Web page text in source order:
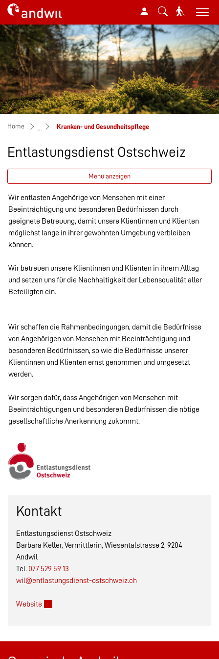
zur Startseite
Direkt zur Hauptnavigation
Direkt zum Inhalt
Direkt zur Suche
Direkt zum Stichwortverzeichnis
Home Kranken- und Gesundheitspflege(ausgewählt)
Entlastungsdienst Ostschweiz
Menü anzeigen
Wir entlasten Angehörige von Menschen mit einer
Beeinträchtigung und besonderen Bedürfnissen durch
geeignete Betreuung, damit unsere Klientinnen und Klienten
möglichst lange in ihrer gewohnten Umgebung verbleiben
können.
Wir betreuen unsere Klientinnen und Klienten in ihrem Alltag
und setzen uns für die Nachhaltigkeit der Lebensqualität aller
Beteiligten ein.
Wir schaffen die Rahmenbedingungen, damit die Bedürfnisse
von Angehörigen von Menschen mit Beeinträchtigung und
besonderen Bedürfnissen, so wie die Bedürfnisse unserer
Klientinnen und Klienten ernst genommen und umgesetzt
werden.
Wir sorgen dafür, dass Angehörigen von Menschen mit
Beeinträchtigungen und besonderen Bedürfnissen die nötige
gesellschaftliche Anerkennung zukommt.
Kontakt
Entlastungsdienst Ostschweiz
Barbara Keller, Vermittlerin, Wiesentalstrasse 2, 9204
Andwil
Tel. 077 529 59 13
wil@entlastungsdienst-ostschweiz.ch
Website